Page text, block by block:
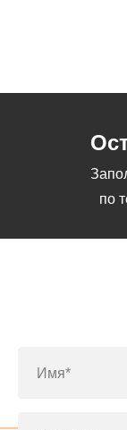
по
Имя*